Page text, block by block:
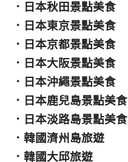
． 日本秋田景點美食
． 日本東京景點美食
． 日本京都景點美食
． 日本大阪景點美食
． 日本沖繩景點美食
． 日本鹿兒島景點美食
． 日本淡路島景點美食
． 韓國濟州島旅遊
． 韓國大邱旅遊